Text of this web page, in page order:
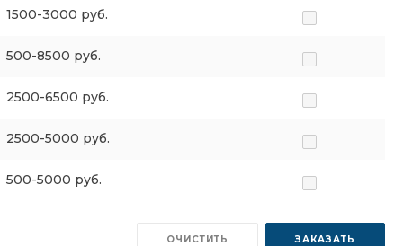
1500-3000 руб.
500-8500 руб.
2500-6500 руб.
2500-5000 руб.
500-5000 руб.
ОЧИСТИТЬ ЗАКАЗАТЬ